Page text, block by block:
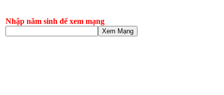
Nhập năm sinh để xem mạng
Xem Mạng